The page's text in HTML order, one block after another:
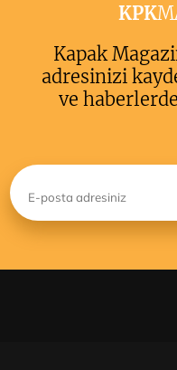
KPK
Kapak
adresinizi
ve